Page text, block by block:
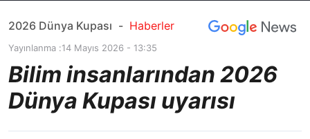
2026 Dünya Kupası - Haberler
Yayınlanma :14 Mayıs 2026 - 13:35
Bilim insanlarından 2026
Dünya Kupası uyarısı